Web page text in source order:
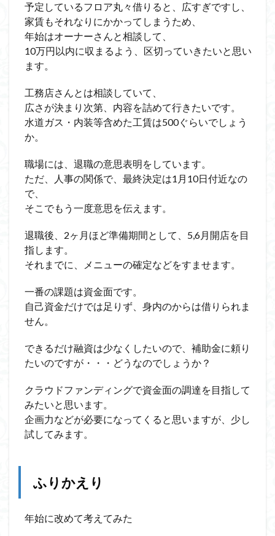
予定しているフロア丸々借りると、広すぎですし、
家賃もそれなりにかかってしまうため、
年始はオーナーさんと相談して、
10万円以内に収まるよう、区切っていきたいと思い
ます。
工務店さんとは相談していて、
広さが決まり次第、内容を詰めて行きたいです。
水道ガス・内装等含めた工賃は500ぐらいでしょう
か。
職場には、退職の意思表明をしています。
ただ、人事の関係で、最終決定は1月10日付近なの
で、
そこでもう一度意思を伝えます。
退職後、2ヶ月ほど準備期間として、5,6月開店を目
指します。
それまでに、メニューの確定などをすませます。
一番の課題は資金面です。
自己資金だけでは足りず、身内のからは借りられま
せん。
できるだけ融資は少なくしたいので、補助金に頼り
たいのですが・・・どうなのでしょうか？
クラウドファンディングで資金面の調達を目指して
みたいと思います。
企画力などが必要になってくると思いますが、少し
試してみます。
ふりかえり
年始に改めて考えてみた